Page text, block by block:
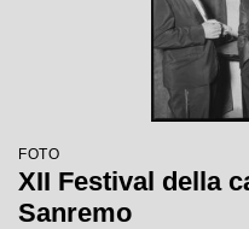
FOTO
XII Festival della
Sanremo